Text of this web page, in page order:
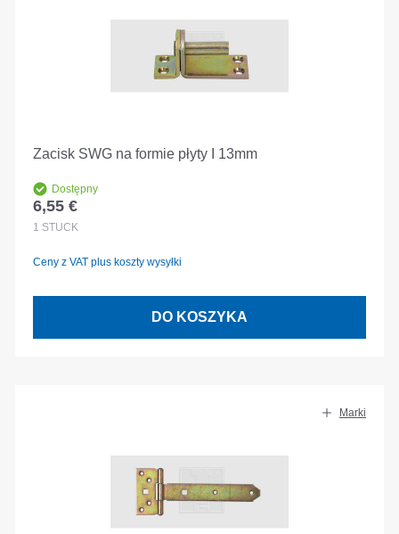
Zacisk SWG na formie płyty I 13mm
Dostępny
Cena regularna:
6,55 €
1 STÜCK
Ceny z VAT plus koszty wysyłki
DO KOSZYKA
Marki